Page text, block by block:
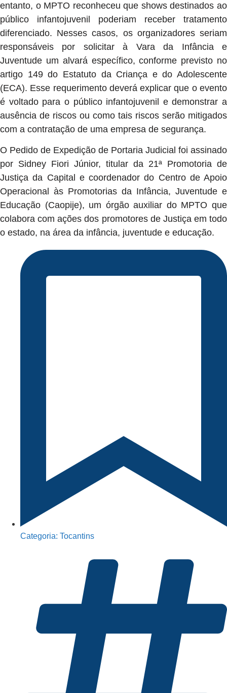
entanto, o MPTO reconheceu que shows destinados ao
público infantojuvenil poderiam receber tratamento
diferenciado. Nesses casos, os organizadores seriam
responsáveis por solicitar à Vara da Infância e
Juventude um alvará específico, conforme previsto no
artigo 149 do Estatuto da Criança e do Adolescente
(ECA). Esse requerimento deverá explicar que o evento
é voltado para o público infantojuvenil e demonstrar a
ausência de riscos ou como tais riscos serão mitigados
com a contratação de uma empresa de segurança.
O Pedido de Expedição de Portaria Judicial foi assinado
por Sidney Fiori Júnior, titular da 21ª Promotoria de
Justiça da Capital e coordenador do Centro de Apoio
Operacional às Promotorias da Infância, Juventude e
Educação (Caopije), um órgão auxiliar do MPTO que
colabora com ações dos promotores de Justiça em todo
o estado, na área da infância, juventude e educação.
Categoria: Tocantins